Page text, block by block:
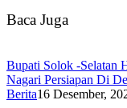
Baca Juga
Bupati Solok -Selatan
Nagari Persiapan Di
Berita16 Desember,